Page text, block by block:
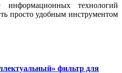
технологий
просто удобным инструментом
фильтр для